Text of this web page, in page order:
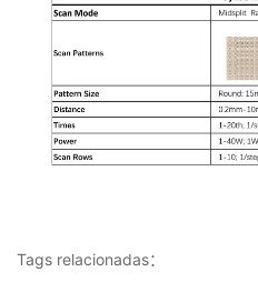
Tags relacionadas：